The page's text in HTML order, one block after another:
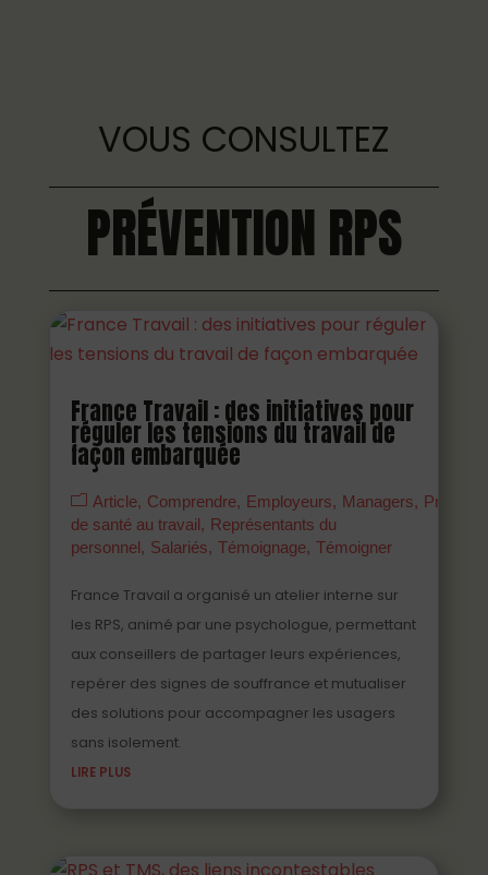
VOUS CONSULTEZ
PRÉVENTION RPS
France Travail : des initiatives pour
réguler les tensions du travail de
façon embarquée
Article Comprendre Employeurs Managers
Prévenir
de santé au travail
Représentants du
personnel
Salariés Témoignage Témoigner
France Travail a organisé un atelier interne sur
les RPS, animé par une psychologue, permettant
aux conseillers de partager leurs expériences,
repérer des signes de souffrance et mutualiser
des solutions pour accompagner les usagers
sans isolement.
LIRE PLUS